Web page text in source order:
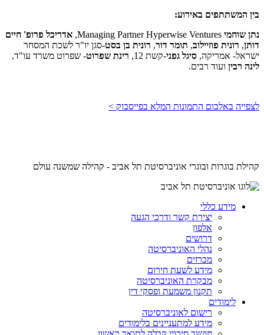
בין המשתתפים באירוע:
נתן שוחמי Managing Partner Hyperwise Ventures, אדריכל פרופ' חיים
דותן, רונית פוזיילוב, תומר דור, רונית בן בסט-סגן יו"ר לשכת המסחר
ישראל- אמריקה, סיגל גפני-קשת 12, רינת שפרוט- שפרוט משרד עו"ד,
לינה רבין ועוד רבים.
לצפייה באלבום התמונות המלא בפייסבוק >
קהילת בוגרות ובוגרי אוניברסיטת תל אביב - קהילה שמשנה עולם
מידע כללי
יצירת קשר ודרכי הגעה
אלפון
דרושים
נהלי האוניברסיטה
מכרזים
מידע לשעת חירום
מבקרת האוניברסיטה
תקנון משמעת ופסקי דין
לימודים
רישום לאוניברסיטה
מידע למתעניינים בלימודים